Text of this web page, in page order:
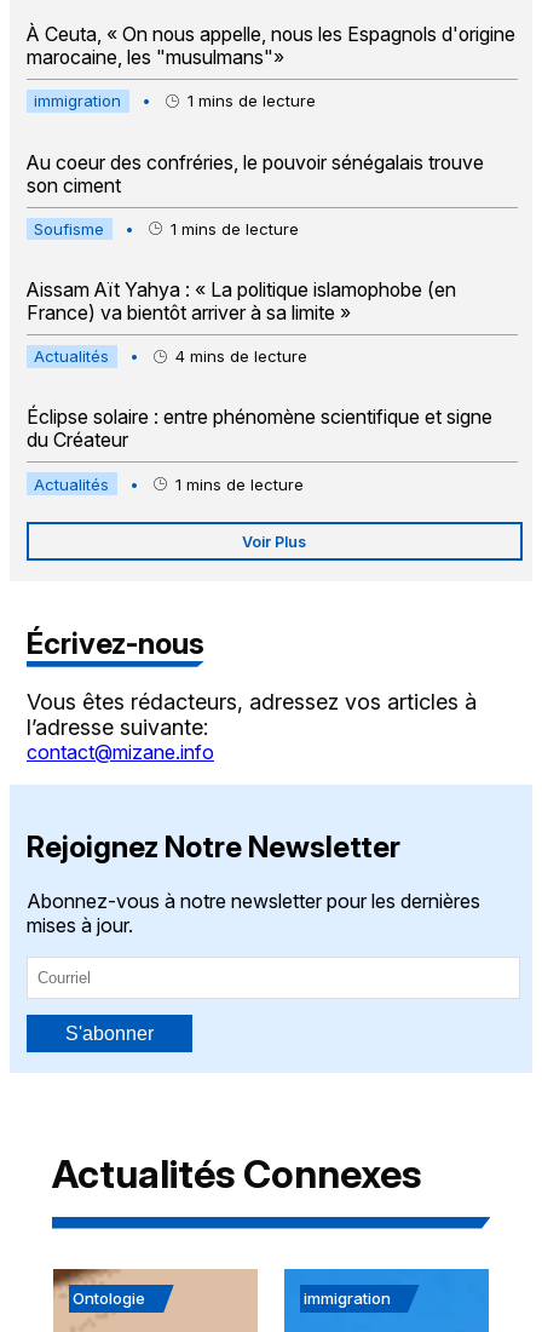
À Ceuta, « On nous appelle, nous les Espagnols d'origine
marocaine, les "musulmans"»
immigration • 1 mins de lecture
Au coeur des confréries, le pouvoir sénégalais trouve
son ciment
Soufisme • 1 mins de lecture
Aissam Aït Yahya : « La politique islamophobe (en
France) va bientôt arriver à sa limite »
Actualités • 4 mins de lecture
Éclipse solaire : entre phénomène scientifique et signe
du Créateur
Actualités • 1 mins de lecture
Voir Plus
Écrivez-nous
Vous êtes rédacteurs, adressez vos articles à
l’adresse suivante:
contact@mizane.info
Rejoignez Notre Newsletter
Abonnez-vous à notre newsletter pour les dernières
mises à jour.
S'abonner
Actualités Connexes
Ontologie immigration